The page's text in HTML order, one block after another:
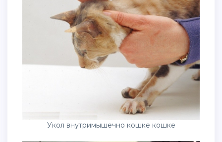
Укол внутримышечно кошке кошке